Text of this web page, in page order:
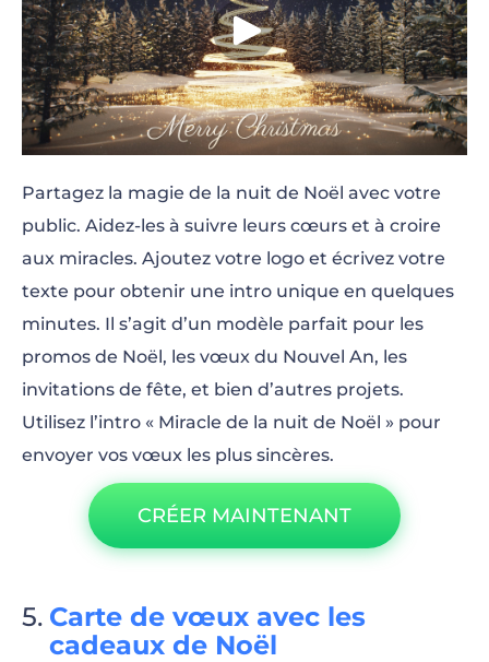
Partagez la magie de la nuit de Noël avec votre
public. Aidez-les à suivre leurs cœurs et à croire
aux miracles. Ajoutez votre logo et écrivez votre
texte pour obtenir une intro unique en quelques
minutes. Il s’agit d’un modèle parfait pour les
promos de Noël, les vœux du Nouvel An, les
invitations de fête, et bien d’autres projets.
Utilisez l’intro « Miracle de la nuit de Noël » pour
envoyer vos vœux les plus sincères.
CRÉER MAINTENANT
Carte de vœux avec les
cadeaux de Noël